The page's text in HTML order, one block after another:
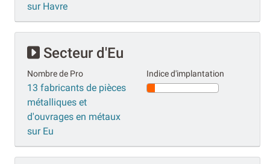
sur Havre
Secteur d'Eu
Nombre de Pro
13 fabricants de pièces
métalliques et
d'ouvrages en métaux
sur Eu
Indice d'implantation